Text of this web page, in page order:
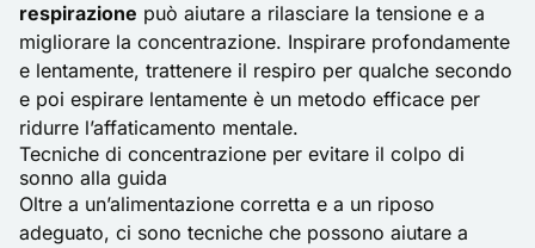
respirazione può aiutare a rilasciare la tensione e a
migliorare la concentrazione. Inspirare profondamente
e lentamente, trattenere il respiro per qualche secondo
e poi espirare lentamente è un metodo efficace per
ridurre l’affaticamento mentale.
Tecniche di concentrazione per evitare il colpo di
sonno alla guida
Oltre a un’alimentazione corretta e a un riposo
adeguato, ci sono tecniche che possono aiutare a